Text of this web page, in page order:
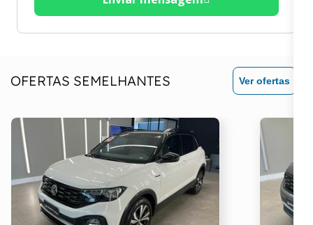
OFERTAS SEMELHANTES Ver ofertas